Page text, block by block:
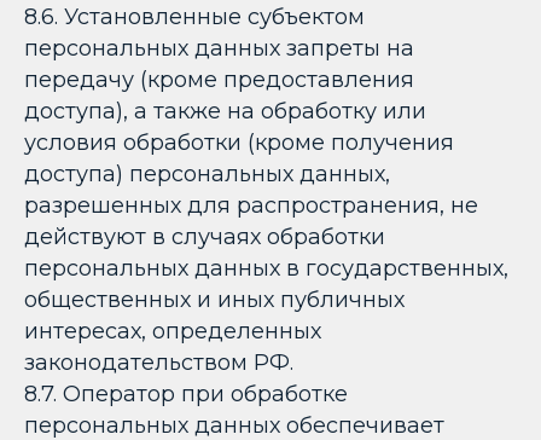
8.6. Установленные субъектом
персональных данных запреты на
передачу (кроме предоставления
доступа), а также на обработку или
условия обработки (кроме получения
доступа) персональных данных,
разрешенных для распространения, не
действуют в случаях обработки
персональных данных в государственных,
общественных и иных публичных
интересах, определенных
законодательством РФ.
8.7. Оператор при обработке
персональных данных обеспечивает